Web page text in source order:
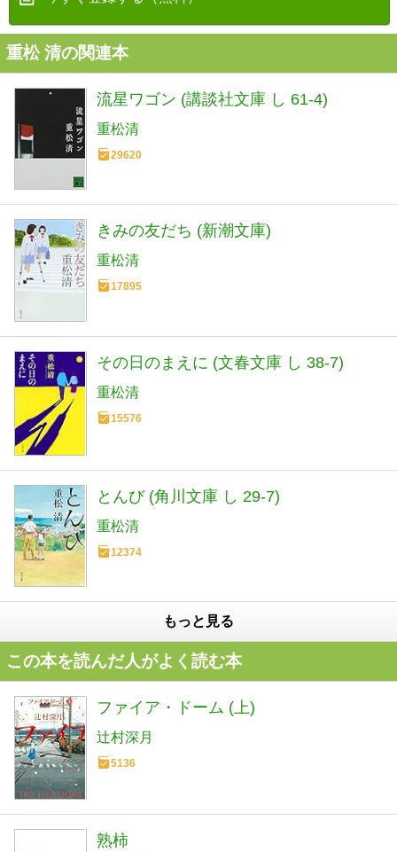
重松 清の関連本
流星ワゴン (講談社文庫 し 61-4)
重松清
29620
きみの友だち (新潮文庫)
重松清
17895
その日のまえに (文春文庫 し 38-7)
重松清
15576
とんび (角川文庫 し 29-7)
重松清
12374
もっと見る
この本を読んだ人がよく読む本
ファイア・ドーム (上)
辻村深月
5136
熟柿